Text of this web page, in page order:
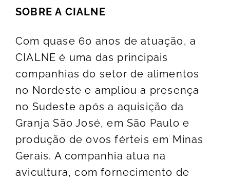
SOBRE A CIALNE
Com quase 60 anos de atuação, a
CIALNE é uma das principais
companhias do setor de alimentos
no Nordeste e ampliou a presença
no Sudeste após a aquisição da
Granja São José, em São Paulo e
produção de ovos férteis em Minas
Gerais. A companhia atua na
avicultura, com fornecimento de